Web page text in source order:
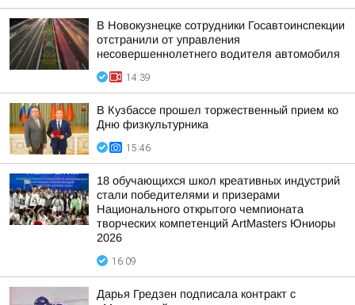
В Новокузнецке сотрудники Госавтоинспекции
отстранили от управления
несовершеннолетнего водителя автомобиля
14:39
В Кузбассе прошел торжественный прием ко
Дню физкультурника
15:46
18 обучающихся школ креативных индустрий
стали победителями и призерами
Национального открытого чемпионата
творческих компетенций ArtMasters Юниоры
2026
16:09
Дарья Гредзен подписала контракт с